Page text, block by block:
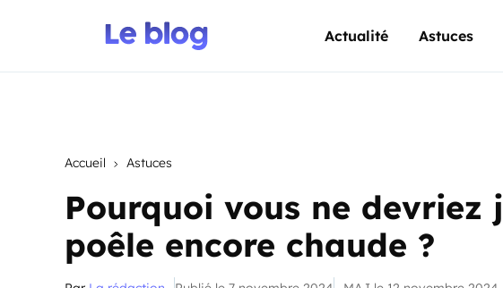
Actualité Astuces
Accueil Astuces
Pourquoi vous ne devriez
poêle encore chaude ?